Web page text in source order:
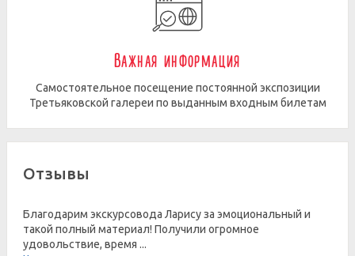
Важная информация
Самостоятельное посещение постоянной экспозиции
Третьяковской галереи по выданным входным билетам
Отзывы
Благодарим экскурсовода Ларису за эмоциональный и
такой полный материал! Получили огромное
удовольствие, время ...